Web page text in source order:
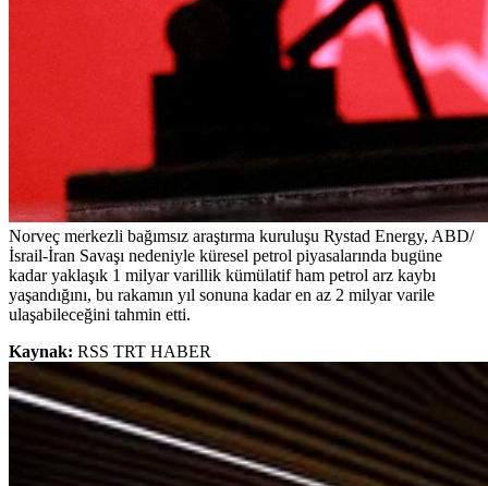
Norveç merkezli bağımsız araştırma kuruluşu Rystad Energy, ABD/
İsrail-İran Savaşı nedeniyle küresel petrol piyasalarında bugüne
kadar yaklaşık 1 milyar varillik kümülatif ham petrol arz kaybı
yaşandığını, bu rakamın yıl sonuna kadar en az 2 milyar varile
ulaşabileceğini tahmin etti.
Kaynak: RSS TRT HABER